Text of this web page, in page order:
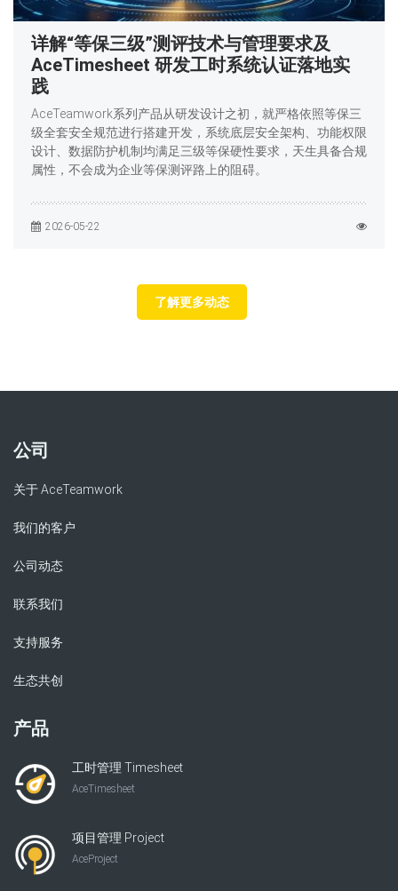
详解“等保三级”测评技术与管理要求及
AceTimesheet 研发工时系统认证落地实
践
AceTeamwork系列产品从研发设计之初，就严格依照等保三
级全套安全规范进行搭建开发，系统底层安全架构、功能权限
设计、数据防护机制均满足三级等保硬性要求，天生具备合规
属性，不会成为企业等保测评路上的阻碍。
2026-05-22
了解更多动态
公司
关于 AceTeamwork
我们的客户
公司动态
联系我们
支持服务
生态共创
产品
工时管理 Timesheet
AceTimesheet
项目管理 Project
AceProject